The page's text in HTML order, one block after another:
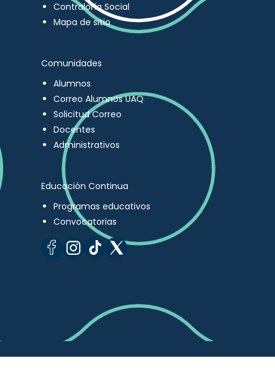
Contraloría Social
Mapa de sitio
Comunidades
Alumnos
Correo Alumnos UAQ
Solicitud Correo
Docentes
Administrativos
Educación Continua
Programas educativos
Convocatorias